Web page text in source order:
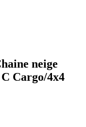
neige
Cargo/4x4